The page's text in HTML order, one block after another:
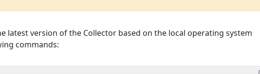
latest version of the Collector based on the local operating system
commands: